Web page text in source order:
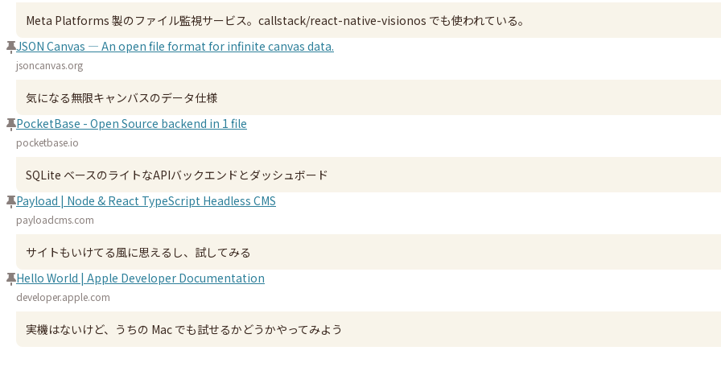
Meta Platforms 製のファイル監視サービス。callstack/react-native-visionos でも使われている。
JSON Canvas — An open file format for infinite canvas data.
jsoncanvas.org
気になる無限キャンバスのデータ仕様
PocketBase - Open Source backend in 1 file
pocketbase.io
SQLite ベースのライトなAPIバックエンドとダッシュボード
Payload | Node & React TypeScript Headless CMS
payloadcms.com
サイトもいけてる風に思えるし、試してみる
Hello World | Apple Developer Documentation
developer.apple.com
実機はないけど、うちの Mac でも試せるかどうかやってみよう